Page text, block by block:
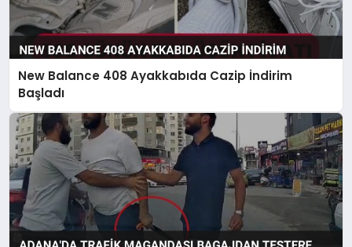
New Balance 408 Ayakkabıda Cazip İndirim
Başladı